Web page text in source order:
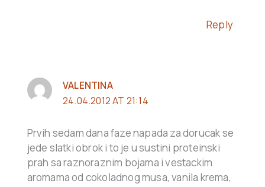
Reply
VALENTINA
24.04.2012 AT 21:14
Prvih sedam dana faze napada za dorucak se
jede slatki obrok i to je u sustini proteinski
prah sa raznoraznim bojama i vestackim
aromama od cokoladnog musa, vanila krema,